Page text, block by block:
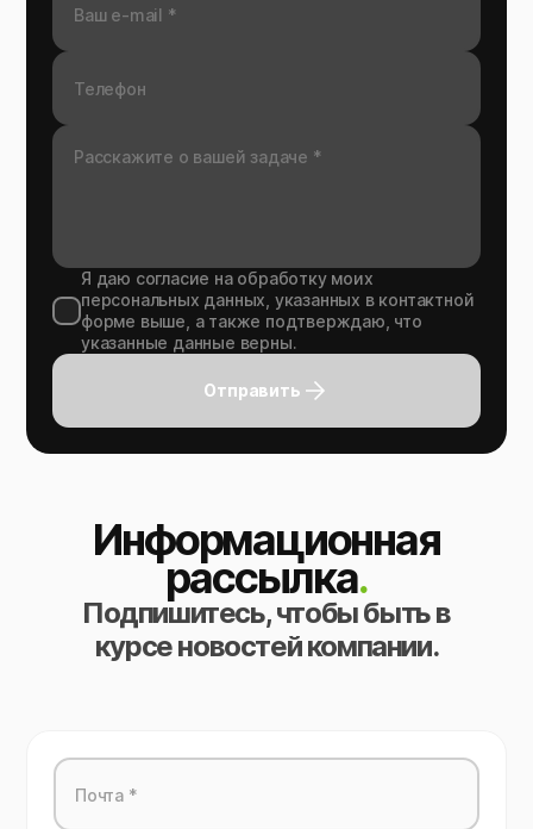
Я даю согласие на обработку моих
персональных данных, указанных в контактной
форме выше, а также подтверждаю, что
указанные данные верны.
Отправить
Информационная
рассылка.
Подпишитесь, чтобы быть в
курсе новостей компании.